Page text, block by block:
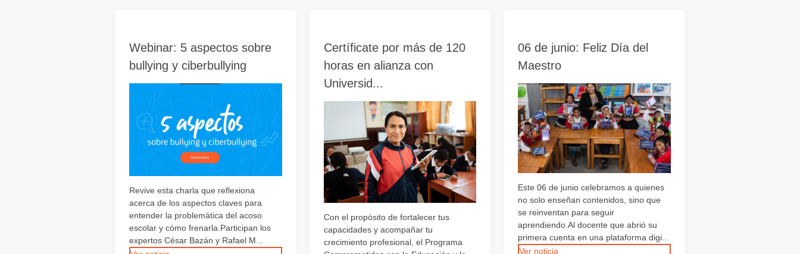
Webinar: 5 aspectos sobre
bullying y ciberbullying
Revive esta charla que reflexiona
acerca de los aspectos claves para
entender la problemática del acoso
escolar y cómo frenarla.Participan los
expertos César Bazán y Rafael M...
Certíficate por más de 120
horas en alianza con
Universid...
Con el propósito de fortalecer tus
capacidades y acompañar tu
crecimiento profesional, el Programa
06 de junio: Feliz Día del
Maestro
Este 06 de junio celebramos a quienes
no solo enseñan contenidos, sino que
se reinventan para seguir
aprendiendo.Al docente que abrió su
primera cuenta en una plataforma digi...
Ver noticia